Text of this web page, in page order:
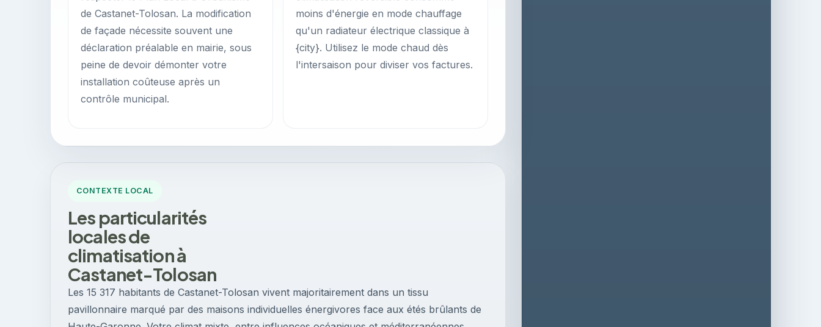
CONTEXTE LOCAL
Les particularités
locales de
climatisation à
Castanet-Tolosan
Les 15 317 habitants de Castanet-Tolosan vivent majoritairement dans un tissu
pavillonnaire marqué par des maisons individuelles énergivores face aux étés brûlants de
de Castanet-Tolosan. La modification
de façade nécessite souvent une
déclaration préalable en mairie, sous
peine de devoir démonter votre
installation coûteuse après un
contrôle municipal.
moins d'énergie en mode chauffage
qu'un radiateur électrique classique à
{city}. Utilisez le mode chaud dès
l'intersaison pour diviser vos factures.